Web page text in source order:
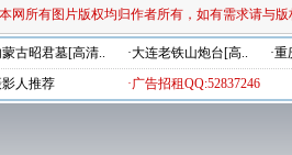
本网所有图片版权均归作者所有，如有需求请与
蒙古昭君墓[高清.. ·大连老铁山炮台[高..
·
影人推荐 ·广告招租QQ:52837246